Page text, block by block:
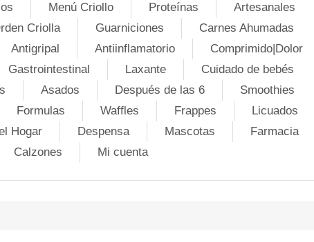
Menú Criollo Proteínas
Artesanales
Criolla Guarniciones
Carnes Ahumadas
Antigripal Antiinflamatorio
Comprimido|Dolor
Gastrointestinal Laxante
Cuidado de bebés
Asados Después de las 6
Smoothies
Formulas Waffles Frappes
Licuados
Hogar Despensa Mascotas
Farmacia
Calzones Mi cuenta